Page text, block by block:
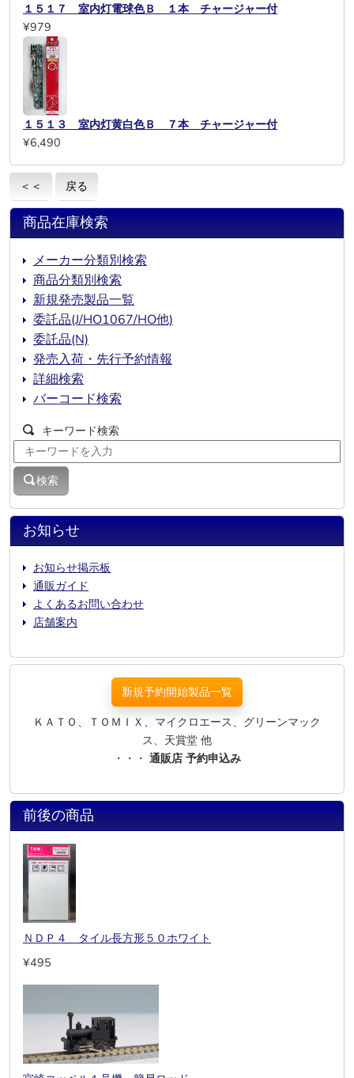
１５１７ 室内灯電球色Ｂ １本 チャージャー付
¥979
１５１３ 室内灯黄白色Ｂ ７本 チャージャー付
¥6,490
＜＜ 戻る
お知らせ
お知らせ掲示板
通販ガイド
よくあるお問い合わせ
店舗案内
商品在庫検索
メーカー分類別検索
商品分類別検索
新規発売製品一覧
委託品(J/HO1067/HO他)
委託品(N)
発売入荷・先行予約情報
詳細検索
バーコード検索
キーワード検索
検索
新規予約開始製品一覧
ＫＡＴＯ、ＴＯＭＩＸ、マイクロエース、グリーンマック
ス、天賞堂 他
・・・ 通販店 予約申込み
前後の商品
ＮＤＰ４ タイル長方形５０ホワイト
¥495